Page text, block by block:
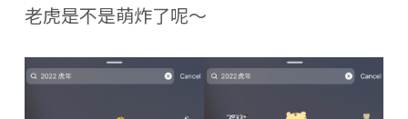
老虎是不是萌炸了呢～